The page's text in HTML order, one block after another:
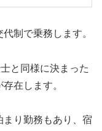
制で乗務します。
と同様に決まった
在します。
り勤務もあり、宿